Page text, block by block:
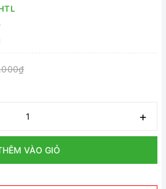
+
VÀO GIỎ